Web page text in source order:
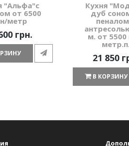
"Альфа"с
от 6500
метр
грн.
Кухня
дуб
м. от 5500
метр.п.
21 850
В КОРЗИНУ